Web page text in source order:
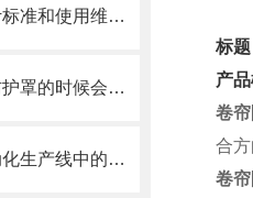
青岛钢板防护罩的设计标准和使用维护方式
在使用不锈钢板导轨防护罩的时候会有哪几种效果呢？
直线导轨防护罩在自动化生产线中的作用
标
产
卷
合
卷